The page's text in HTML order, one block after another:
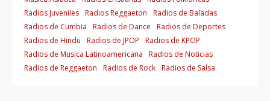
Radios Juveniles Radios Reggaeton
Radios de Baladas
Radios de Cumbia
Radios de Dance
Radios de Deportes
Radios de Hindu
Radios de JPOP
Radios de KPOP
Radios de Musica Latinoamericana
Radios de Noticias
Radios de Reggaeton
Radios de Rock Radios de Salsa